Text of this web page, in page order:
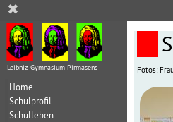
Leibniz-Gymnasium Pirmasens
Home
Schulprofil
Schulleben
Fotos:
✖